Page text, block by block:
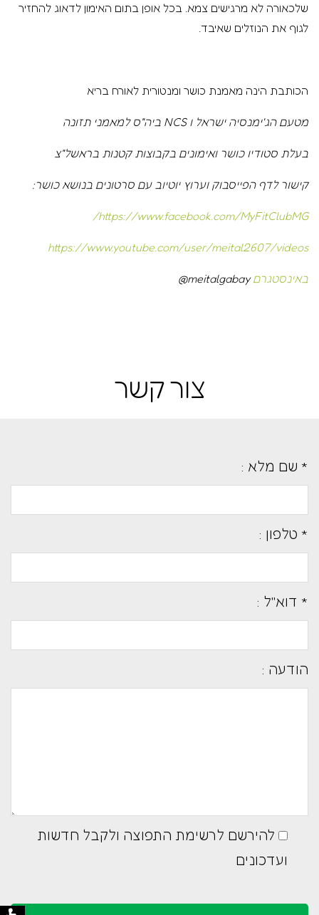
שלכאורה לא מרגישים צמא. בכל אופן בתום האימון לדאוג להחזיר
לגוף את הנוזלים שאיבד.
הכותבת הינה מאמנת כושר ומנטורית לאורח בריא
מטעם הג'ימנסיה ישראל ו NCS ביה"ס למאמני תזונה
בעלת סטודיו כושר ואימונים בקבוצות קטנות בראשל"צ
קישור לדף הפייסבוק וערוץ יוטיוב עם סרטונים בנושא כושר:
https://www.facebook.com/MyFitClubMG/
https://www.youtube.com/user/meital2607/videos
באינסטגרם meitalgabay
@
צור קשר
* שם מלא :
* טלפון :
* דוא''ל :
הודעה :
להירשם לרשימת התפוצה ולקבל חדשות
ועדכונים